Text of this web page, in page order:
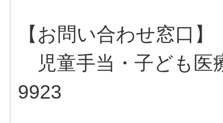
【お問い合わせ窓口】
児童手当・子ども
9923